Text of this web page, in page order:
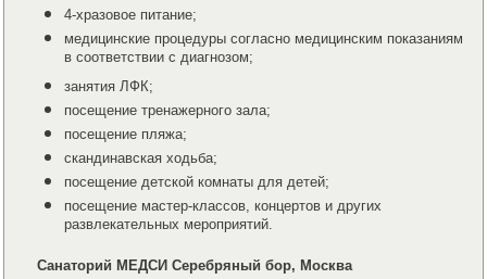
4-хразовое питание;
медицинские процедуры согласно медицинским показаниям
в соответствии с диагнозом;
занятия ЛФК;
посещение тренажерного зала;
посещение пляжа;
скандинавская ходьба;
посещение детской комнаты для детей;
посещение мастер-классов, концертов и других
развлекательных мероприятий.
Санаторий МЕДСИ Серебряный бор, Москва